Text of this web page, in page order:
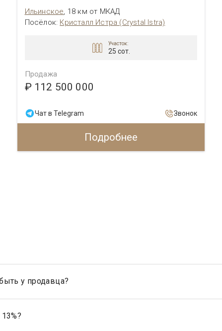
Ильинское 18 км от МКАД
Посёлок: Кристалл Истра (Crystal Istra)
Участок:
25 сот.
Продажа
₽ 112 500 000
Чат в Telegram Звонок
Подробнее
у продавца?